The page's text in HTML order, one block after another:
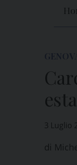
3 Luglio
di